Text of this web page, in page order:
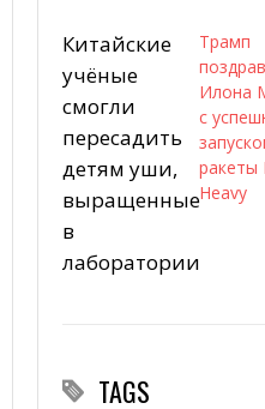
Китайские
учёные
смогли
пересадить
детям уши,
выращенные
в
лаборатории
Трамп
Илона
с
ракеты
Heavy
TAGS